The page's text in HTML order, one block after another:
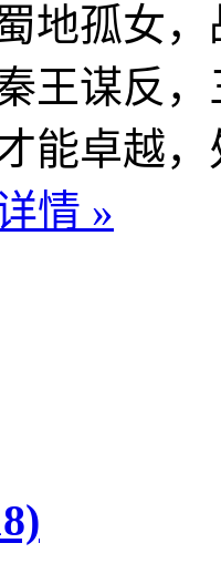
地孤女
王谋反
能卓越
情 »